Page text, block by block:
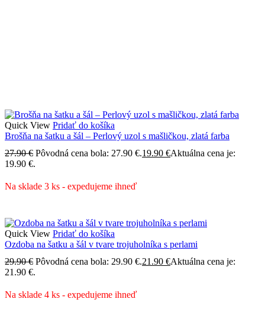
Quick View Pridať do košíka
Brošňa na šatku a šál – Perlový uzol s mašličkou, zlatá farba
27.90€ Pôvodná cena bola: 27.90 €.19.90 €Aktuálna cena je:
19.90 €.
Na sklade 3 ks - expedujeme ihneď
Quick View Pridať do košíka
Ozdoba na šatku a šál v tvare trojuholníka s perlami
29.90€ Pôvodná cena bola: 29.90 €.21.90 €Aktuálna cena je:
21.90 €.
Na sklade 4 ks - expedujeme ihneď